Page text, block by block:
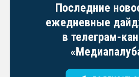
Последние
ежедневные
в телеграм-